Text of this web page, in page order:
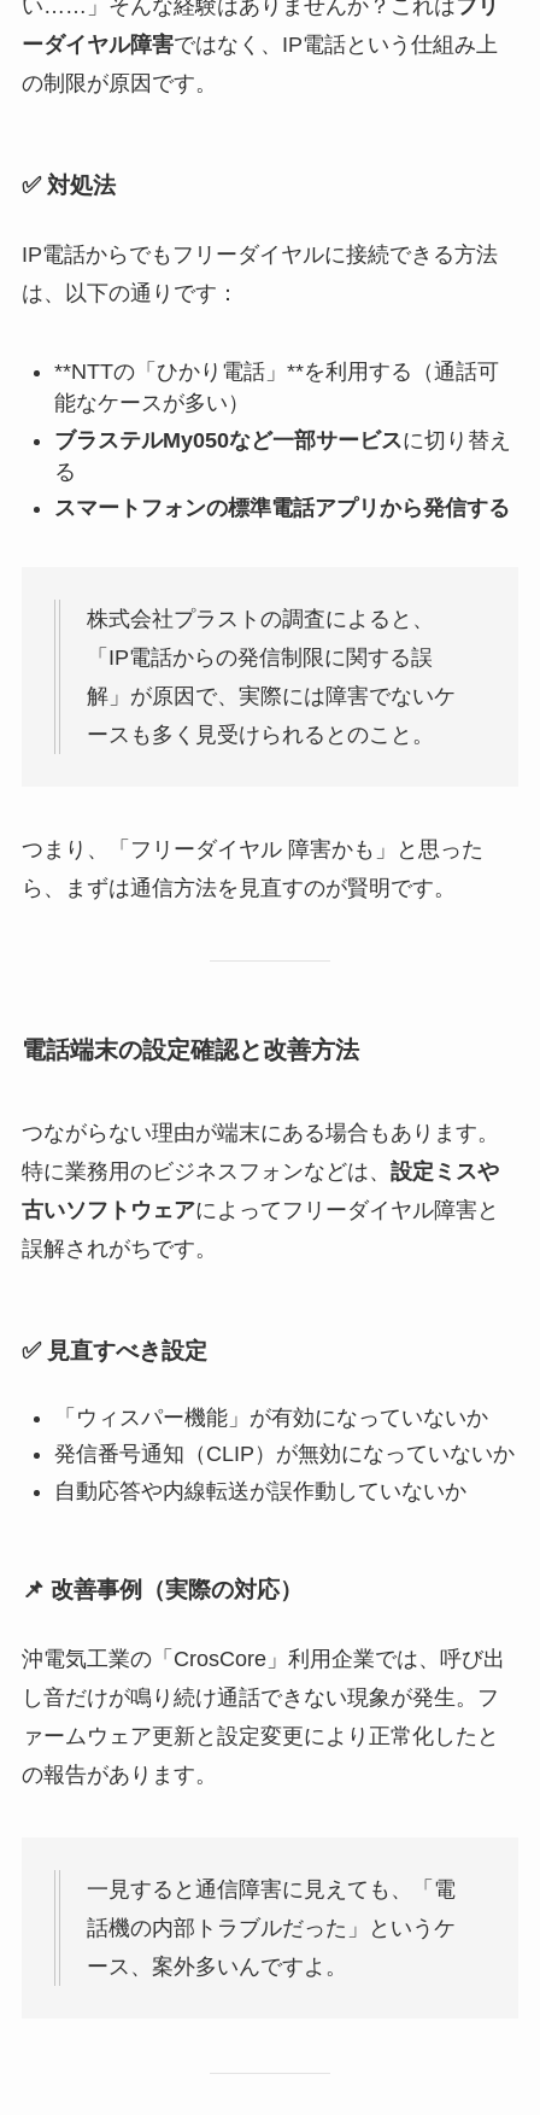
い……」そんな経験はありませんか？これはフリ
ーダイヤル障害ではなく、IP電話という仕組み上
の制限が原因です。
✅ 対処法
IP電話からでもフリーダイヤルに接続できる方法
は、以下の通りです：
**NTTの「ひかり電話」**を利用する（通話可
能なケースが多い）
ブラステルMy050など一部サービスに切り替え
る
スマートフォンの標準電話アプリから発信する
株式会社プラストの調査によると、
「IP電話からの発信制限に関する誤
解」が原因で、実際には障害でないケ
ースも多く見受けられるとのこと。
つまり、「フリーダイヤル 障害かも」と思った
ら、まずは通信方法を見直すのが賢明です。
電話端末の設定確認と改善方法
つながらない理由が端末にある場合もあります。
特に業務用のビジネスフォンなどは、 設定ミスや
古いソフトウェアによってフリーダイヤル障害と
誤解されがちです。
✅ 見直すべき設定
「ウィスパー機能」が有効になっていないか
発信番号通知（CLIP）が無効になっていないか
自動応答や内線転送が誤作動していないか
📌 改善事例（実際の対応）
沖電気工業の「CrosCore」利用企業では、呼び出
し音だけが鳴り続け通話できない現象が発生。フ
ァームウェア更新と設定変更により正常化したと
の報告があります。
一見すると通信障害に見えても、「電
話機の内部トラブルだった」というケ
ース、案外多いんですよ。